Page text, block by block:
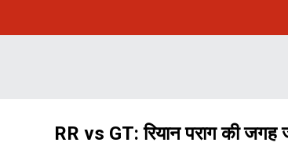
RR vs GT: रियान पराग की जगह